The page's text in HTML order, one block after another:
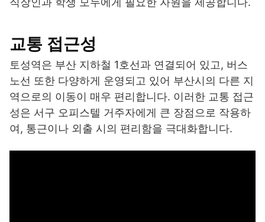
교통 접근성
토성역은 부산 지하철 1호선과 연결되어 있고, 버스
노선 또한 다양하게 운영되고 있어 부산시의 다른 지
역으로의 이동이 매우 편리합니다. 이러한 교통 접근
성은 서구 오피스텔 거주자에게 큰 장점으로 작용하
여, 통근이나 외출 시의 편리함을 극대화합니다.